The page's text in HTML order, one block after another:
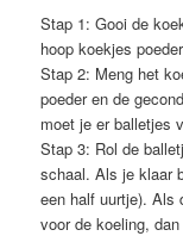
Stap 1: Gooi de
hoop koekjes
Stap 2: Meng het
poeder en de
moet je er balletjes
Stap 3: Rol de
schaal. Als je klaar
een half uurtje). Als
voor de koeling,